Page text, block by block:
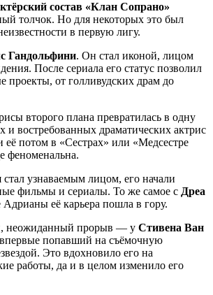
состав «Клан Сопрано»
толчок. Но для некоторых это был
в первую лигу.
Гандольфини. Он стал иконой, лицом
После сериала его статус позволил
проекты, от голливудских драм до
второго плана превратилась в одну
и востребованных драматических актрис
потом в «Сестрах» или «Медсестре
феноменальна.
стал узнаваемым лицом, его начали
фильмы и сериалы. То же самое с Дреа
её карьера пошла в гору.
неожиданный прорыв — у Стивена Ван
попавший на съёмочную
Это вдохновило его на
работы, да и в целом изменило его